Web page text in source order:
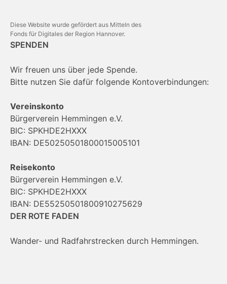
Diese Website wurde gefördert aus Mitteln des
Fonds für Digitales der Region Hannover.
SPENDEN
Wir freuen uns über jede Spende.
Bitte nutzen Sie dafür folgende Kontoverbindungen:
Vereinskonto
Bürgerverein Hemmingen e.V.
BIC: SPKHDE2HXXX
IBAN: DE50250501800015005101
Reisekonto
Bürgerverein Hemmingen e.V.
BIC: SPKHDE2HXXX
IBAN: DE55250501800910275629
DER ROTE FADEN
Wander- und Radfahrstrecken durch Hemmingen.